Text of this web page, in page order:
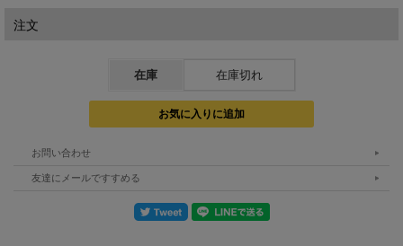
注文
在庫 在庫切れ
お問い合わせ
友達にメールですすめる